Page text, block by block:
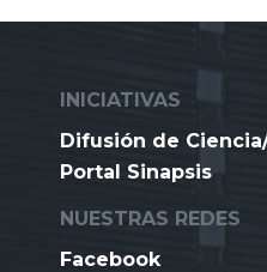
INICIATIVAS
Difusión de
Portal Sinapsis
NUESTRAS REDES
Facebook